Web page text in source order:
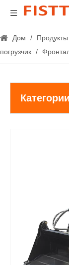
Дом / Продукты
погрузчик /